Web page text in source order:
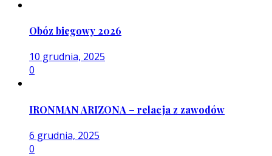
Obóz biegowy 2026
10 grudnia, 2025
0
IRONMAN ARIZONA – relacja z zawodów
6 grudnia, 2025
0